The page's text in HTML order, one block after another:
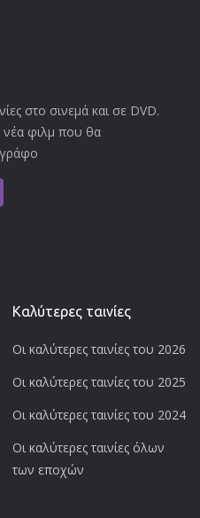
στο σινεμά και σε DVD.
νέα φιλμ που θα
Καλύτερες ταινίες
Οι καλύτερες ταινίες του 2026
Οι καλύτερες ταινίες του 2025
Οι καλύτερες ταινίες του 2024
Οι καλύτερες ταινίες όλων
των εποχών